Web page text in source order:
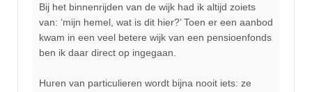
Bij het binnenrijden van de wijk had ik altijd zoiets
van: ‘mijn hemel, wat is dit hier?’ Toen er een aanbod
kwam in een veel betere wijk van een pensioenfonds
ben ik daar direct op ingegaan.
Huren van particulieren wordt bijna nooit iets: ze